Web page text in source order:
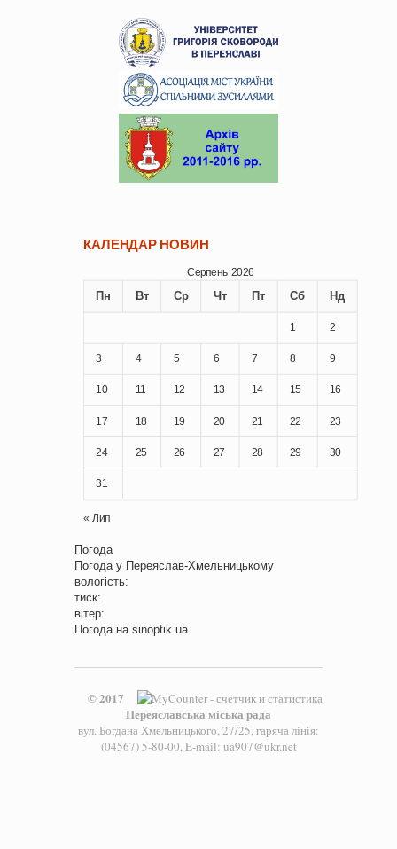
КАЛЕНДАР НОВИН
Серпень 2026
Пн Вт Ср Чт Пт Сб Нд
1 2
3 4 5 6 7 8 9
10 11 12 13 14 15 16
17 18 19 20 21 22 23
24 25 26 27 28 29 30
31
« Лип
Погода
Погода у Переяслав-Хмельницькому
вологість:
тиск:
вітер:
Погода на sinoptik.ua
© 2017
Переяславська міська рада
вул. Богдана Хмельницького, 27/25, гаряча лінія:
(04567) 5-80-00, E-mail: ua907@ukr.net